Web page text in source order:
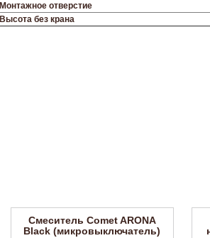
Монтажное отверстие
Высота без крана
Смеситель Comet ARONA
Black (микровыключатель)